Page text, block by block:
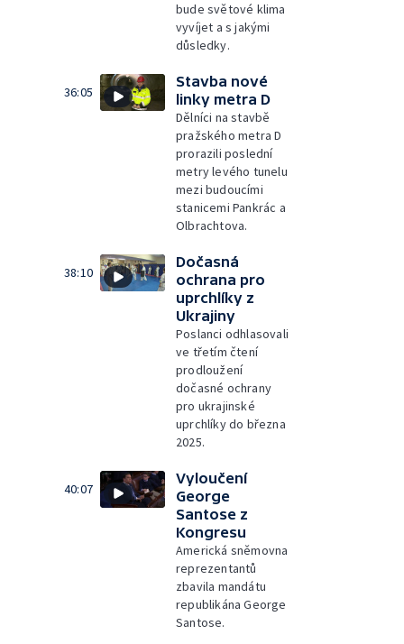
bude světové klima
vyvíjet a s jakými
důsledky.
36:05
Stavba nové
linky metra D
Dělníci na stavbě
pražského metra D
prorazili poslední
metry levého tunelu
mezi budoucími
stanicemi Pankrác a
Olbrachtova.
38:10
Dočasná
ochrana pro
uprchlíky z
Ukrajiny
Poslanci odhlasovali
ve třetím čtení
prodloužení
dočasné ochrany
pro ukrajinské
uprchlíky do března
2025.
40:07
Vyloučení
George
Santose z
Kongresu
Americká sněmovna
reprezentantů
zbavila mandátu
republikána George
Santose.